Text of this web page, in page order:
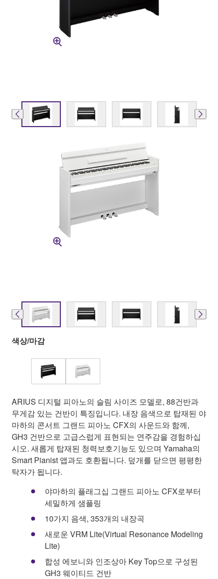
색상/마감
ARIUS 디지털 피아노의 슬림 사이즈 모델로, 88건반과
무게감 있는 건반이 특징입니다. 내장 음색으로 탑재된 야
마하의 콘서트 그랜드 피아노 CFX의 사운드와 함께,
GH3 건반으로 고급스럽게 표현되는 연주감을 경험하십
시오. 새롭게 탑재된 청력보호기능도 있으며 Yamaha의
Smart Pianist 앱과도 호환됩니다. 덮개를 닫으면 평평한
탁자가 됩니다.
야마하의 플래그십 그랜드 피아노 CFX로부터
세밀하게 샘플링
10가지 음색, 353개의 내장곡
새로운 VRM Lite(Virtual Resonance Modeling
Lite)
합성 에보니와 인조상아 Key Top으로 구성된
GH3 웨이티드 건반